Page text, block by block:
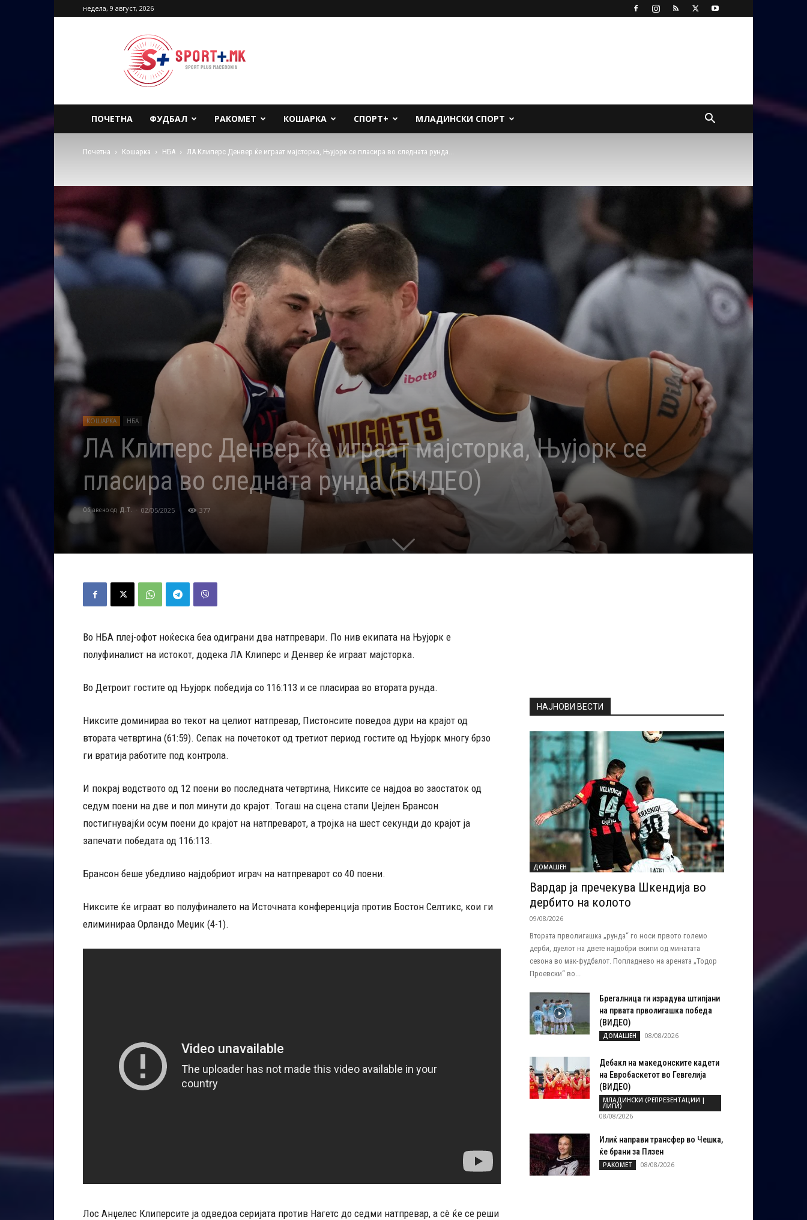
недела, 9 август, 2026
Sport
Plus
Macedonia
ПОЧЕТНА ФУДБАЛ РАКОМЕТ КОШАРКА СПОРТ+ МЛАДИНСКИ СПОРТ
Почетна Кошарка НБА ЛА Клиперс Денвер ќе играат мајсторка, Њујорк се пласира во следната рунда...
КОШАРКА НБА
ЛА Клиперс Денвер ќе играат мајсторка, Њујорк се
пласира во следната рунда (ВИДЕО)
Објавено од Д.Т. - 02/05/2025 377
Во НБА плеј-офот ноќеска беа одиграни два натпревари. По нив екипата на Њујорк е
полуфиналист на истокот, додека ЛА Клиперс и Денвер ќе играат мајсторка.
Во Детроит гостите од Њујорк победија со 116:113 и се пласираа во втората рунда.
Никсите доминираа во текот на целиот натпревар, Пистонсите поведоа дури на крајот од
втората четвртина (61:59). Сепак на почетокот од третиот период гостите од Њујорк многу брзо
ги вратија работите под контрола.
И покрај водството од 12 поени во последната четвртина, Никсите се најдоа во заостаток од
седум поени на две и пол минути до крајот. Тогаш на сцена стапи Џејлен Брансон
постигнувајќи осум поени до крајот на натпреварот, а тројка на шест секунди до крајот ја
запечати победата од 116:113.
Брансон беше убедливо најдобриот играч на натпреварот со 40 поени.
Никсите ќе играат во полуфиналето на Источната конференција против Бостон Селтикс, кои ги
елиминираа Орландо Меџик (4-1).
Лос Анџелес Клиперсите ја одведоа серијата против Нагетс до седми натпревар, а сè ќе се реши
НАЈНОВИ ВЕСТИ
ДОМАШЕН
Вардар ја пречекува Шкендија во
дербито на колото
09/08/2026
Втората прволигашка „рунда“ го носи првото големо
дерби, дуелот на двете најдобри екипи од минатата
сезона во мак-фудбалот. Попладнево на арената „Тодор
Проевски“ во...
Брегалница ги израдува штипјани
на првата прволигашка победа
(ВИДЕО)
ДОМАШЕН 08/08/2026
Дебакл на македонските кадети
на Евробаскетот во Гевгелија
(ВИДЕО)
МЛАДИНСКИ (РЕПРЕЗЕНТАЦИИ |
ЛИГИ)
08/08/2026
Илиќ направи трансфер во Чешка,
ќе брани за Плзен
РАКОМЕТ 08/08/2026